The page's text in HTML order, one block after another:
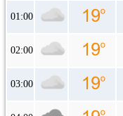
01:00
02:00
03:00